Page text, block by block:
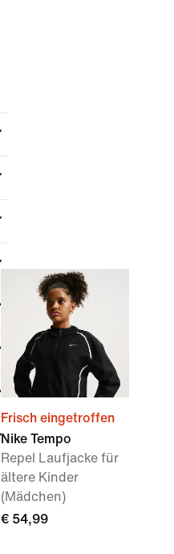
Frisch eingetroffen
Nike Tempo
Repel Laufjacke für
ältere Kinder
(Mädchen)
€ 54,99